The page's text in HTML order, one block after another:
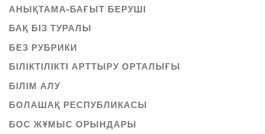
АНЫҚТАМА-БАҒЫТ БЕРУШІ
БАҚ БІЗ ТУРАЛЫ
БЕЗ РУБРИКИ
БІЛІКТІЛІКТІ АРТТЫРУ ОРТАЛЫҒЫ
БІЛІМ АЛУ
БОЛАШАҚ РЕСПУБЛИКАСЫ
БОС ЖҰМЫС ОРЫНДАРЫ